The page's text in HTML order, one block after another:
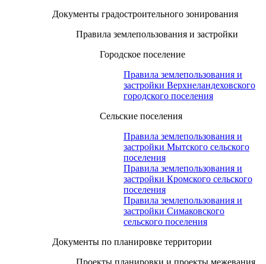
Документы градостроительного зонирования
Правила землепользования и застройки
Городское поселение
Правила землепользования и
застройки Верхнеландеховского
городского поселения
Сельские поселения
Правила землепользования и
застройки Мытского сельского
поселения
Правила землепользования и
застройки Кромского сельского
поселения
Правила землепользования и
застройки Симаковского
сельского поселения
Документы по планировке территории
Проекты планировки и проекты межевания